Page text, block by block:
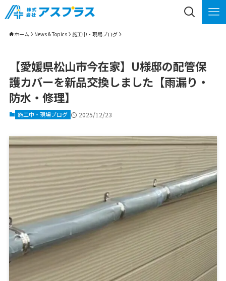
ホーム News & Topics 施工中・現場ブログ
【愛媛県松山市今在家】U様邸の配管保
護カバーを新品交換しました【雨漏り・
防水・修理】
施工中・現場ブログ 2025/12/23